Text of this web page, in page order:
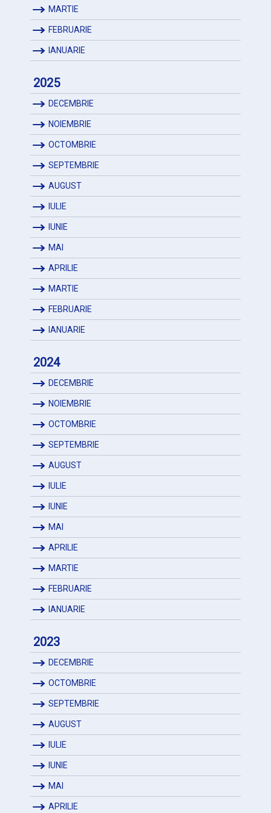
MARTIE
FEBRUARIE
IANUARIE
2025
DECEMBRIE
NOIEMBRIE
OCTOMBRIE
SEPTEMBRIE
AUGUST
IULIE
IUNIE
MAI
APRILIE
MARTIE
FEBRUARIE
IANUARIE
2024
DECEMBRIE
NOIEMBRIE
OCTOMBRIE
SEPTEMBRIE
AUGUST
IULIE
IUNIE
MAI
APRILIE
MARTIE
FEBRUARIE
IANUARIE
2023
DECEMBRIE
OCTOMBRIE
SEPTEMBRIE
AUGUST
IULIE
IUNIE
MAI
APRILIE